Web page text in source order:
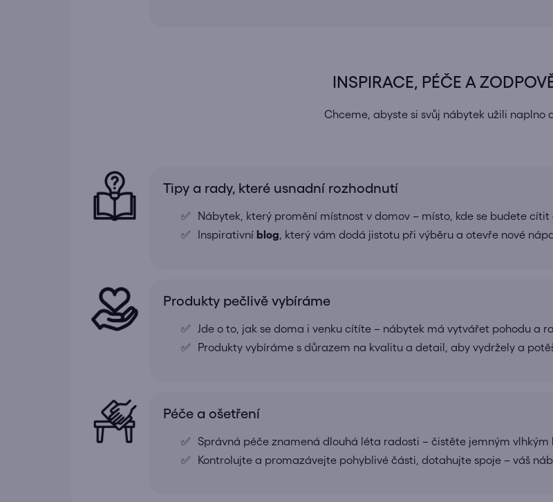
INSPIRACE, PÉČE A
Chceme, abyste si svůj nábytek užili naplno
Tipy a rady, které usnadní rozhodnutí
Nábytek, který promění místnost v domov – místo, kde se budete cítit
Inspirativní blog , který vám dodá jistotu při výběru a otevře nové
Produkty pečlivě vybíráme
Jde o to, jak se doma i venku cítíte – nábytek má vytvářet pohodu a
Produkty vybíráme s důrazem na kvalitu a detail, aby vydržely a
Péče a ošetření
Správná péče znamená dlouhá léta radosti – čistěte jemným
Kontrolujte a promazávejte pohyblivé části, dotahujte spoje – váš